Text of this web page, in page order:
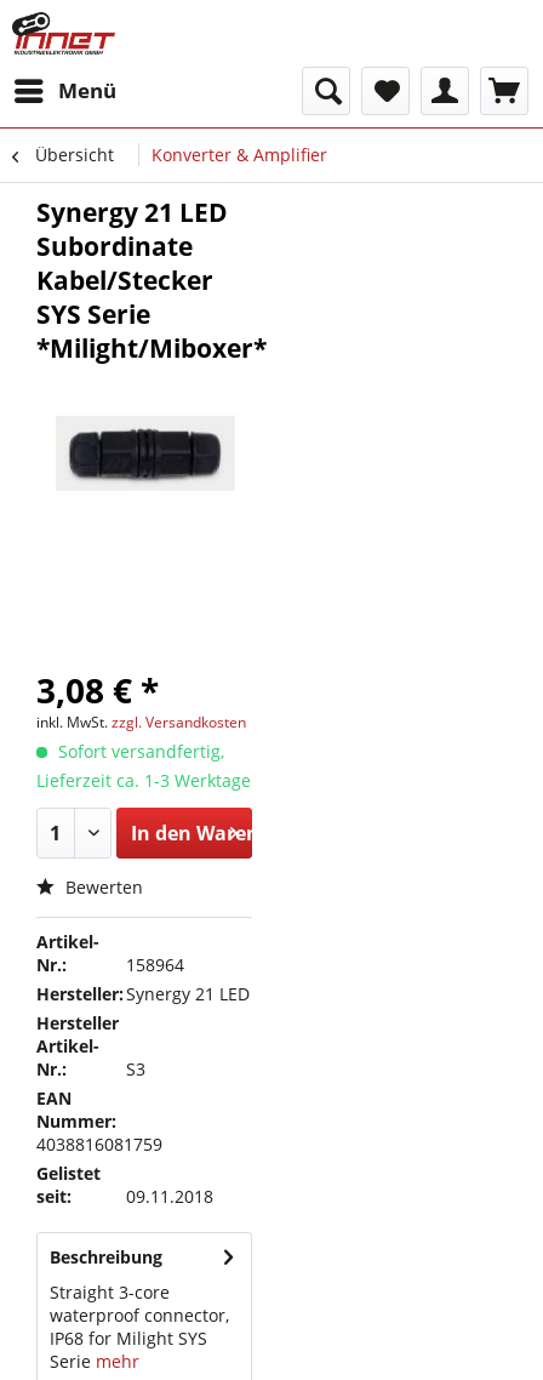
Menü
Übersicht Konverter & Amplifier
Synergy 21 LED
Subordinate
Kabel/Stecker
SYS Serie
*Milight/Miboxer*
3,08 € *
inkl. MwSt.zzgl. Versandkosten
Sofort versandfertig,
Lieferzeit ca. 1-3 Werktage
In den Warenkorb
Bewerten
Artikel-
Nr.:
158964
Hersteller:Synergy 21 LED
Hersteller
Artikel-
Nr.:
S3
EAN
Nummer:
4038816081759
Gelistet
seit:
09.11.2018
Beschreibung
Straight 3-core
waterproof connector,
IP68 for Milight SYS
Serie mehr